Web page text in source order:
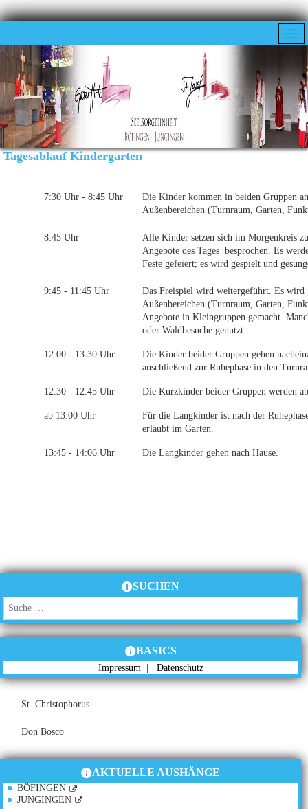
Tagesablauf Kindergarten
7:30 Uhr - 8:45 Uhr
Die Kinder kommen in beiden Gruppen
Außenbereichen (Turnraum, Garten,
8:45 Uhr
Alle Kinder setzen sich im Morgenkreis
Angebote des Tages besprochen. Es
Feste gefeiert; es wird gespielt und
9:45 - 11:45 Uhr
Das Freispiel wird weitergeführt. Es wird
Außenbereichen (Turnraum, Garten,
Angebote in Kleingruppen gemacht.
oder Waldbesuche genutzt.
12:00 - 13:30 Uhr
Die Kinder beider Gruppen gehen
anschließend zur Ruhephase in den
12:30 - 12:45 Uhr Die Kurzkinder beider Gruppen werden
ab 13:00 Uhr
Für die Langkinder ist nach der
erlaubt im Garten.
13:45 - 14:06 Uhr Die Langkinder gehen nach Hause.
SUCHEN
Suchen
BASICS
Impressum Datenschutz
St. Christophorus
Don Bosco
AKTUELLE AUSHÄNGE
BÖFINGEN
JUNGINGEN